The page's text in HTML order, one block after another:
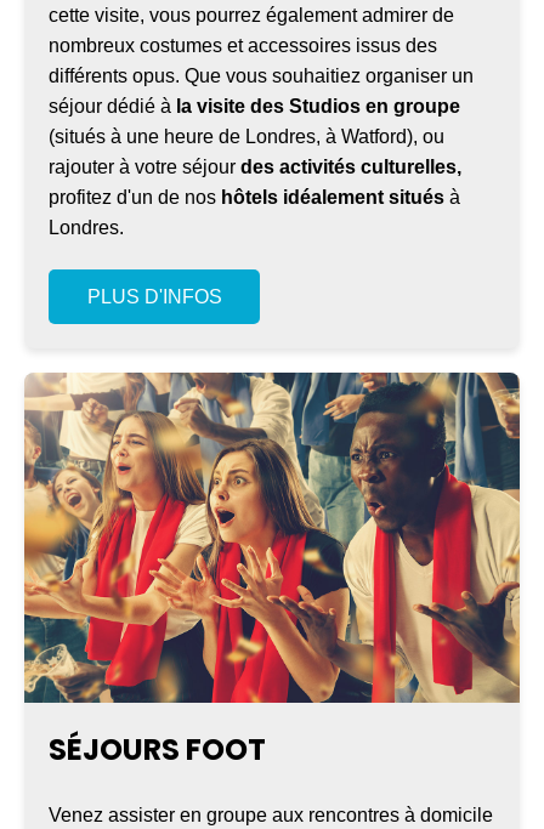
cette visite, vous pourrez également admirer de
nombreux costumes et accessoires issus des
différents opus. Que vous souhaitiez organiser un
séjour dédié à la visite des Studios en groupe
(situés à une heure de Londres, à Watford), ou
rajouter à votre séjour des activités culturelles,
profitez d'un de nos hôtels idéalement situés à
Londres.
PLUS D'INFOS
SÉJOURS FOOT
Venez assister en groupe aux rencontres à domicile